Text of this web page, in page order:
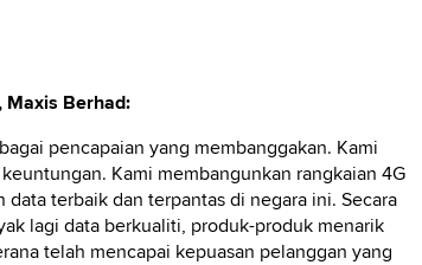
Maxis Berhad:
pencapaian yang membanggakan. Kami
Kami membangunkan rangkaian 4G
terbaik dan terpantas di negara ini. Secara
lagi data berkualiti, produk-produk menarik
telah mencapai kepuasan pelanggan yang